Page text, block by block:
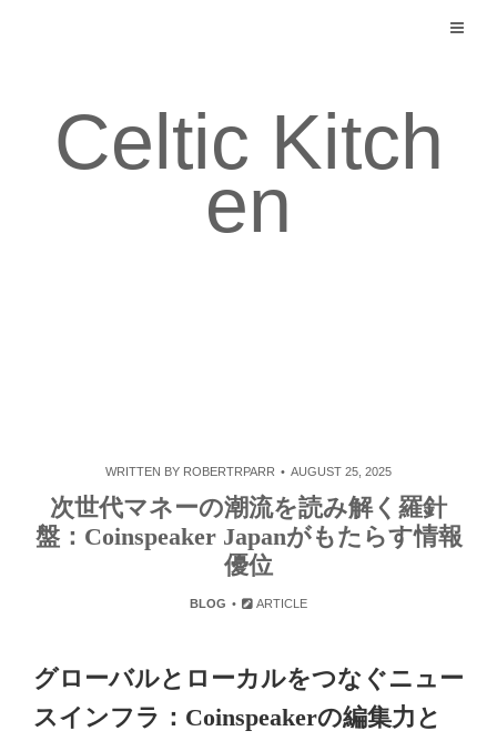
Celtic Kitch
en
WRITTEN BY ROBERTRPARR AUGUST 25, 2025
次世代マネーの潮流を読み解く羅針
盤：Coinspeaker Japanがもたらす情報
優位
BLOG ARTICLE
グローバルとローカルをつなぐニュー
スインフラ：Coinspeakerの編集力と